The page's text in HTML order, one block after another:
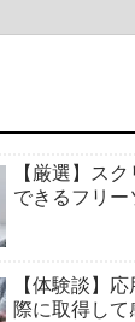
【厳選】ス
できるフリー
【体験談】
際に取得し